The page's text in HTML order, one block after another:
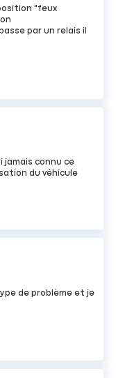
"feux
par un relais il
jamais connu ce
du véhicule
de problème et je